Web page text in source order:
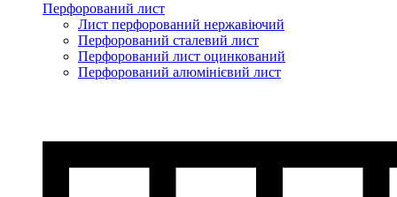
Перфорований лист
Лист перфорований нержавіючий
Перфорований сталевий лист
Перфорований лист оцинкований
Перфорований алюмінієвий лист